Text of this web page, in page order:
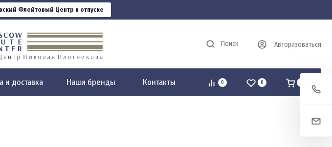
Флейтовый Центр в отпуске
Поиск Авторизоваться
и доставка Наши бренды Контакты 0 0